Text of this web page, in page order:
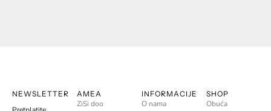
NEWSLETTER AMEA
ZiSi doo
INFORMACIJE
O nama
SHOP
Obuća